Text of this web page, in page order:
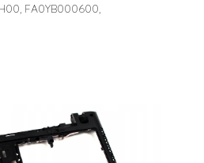
FA0YB000600,